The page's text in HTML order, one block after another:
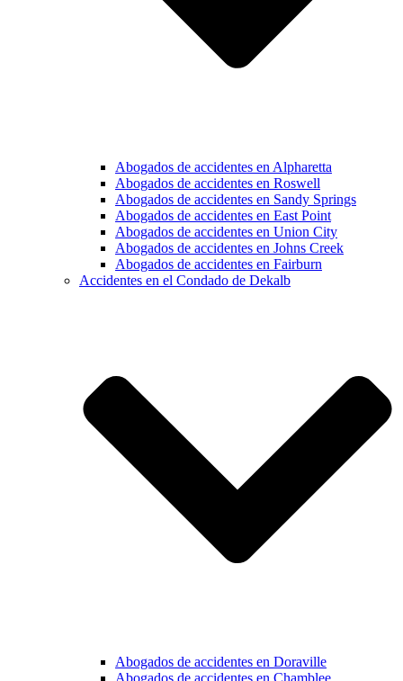
Abogados de accidentes en Alpharetta
Abogados de accidentes en Roswell
Abogados de accidentes en Sandy Springs
Abogados de accidentes en East Point
Abogados de accidentes en Union City
Abogados de accidentes en Johns Creek
Abogados de accidentes en Fairburn
Accidentes en el Condado de Dekalb
Abogados de accidentes en Doraville
Abogados de accidentes en Chamblee